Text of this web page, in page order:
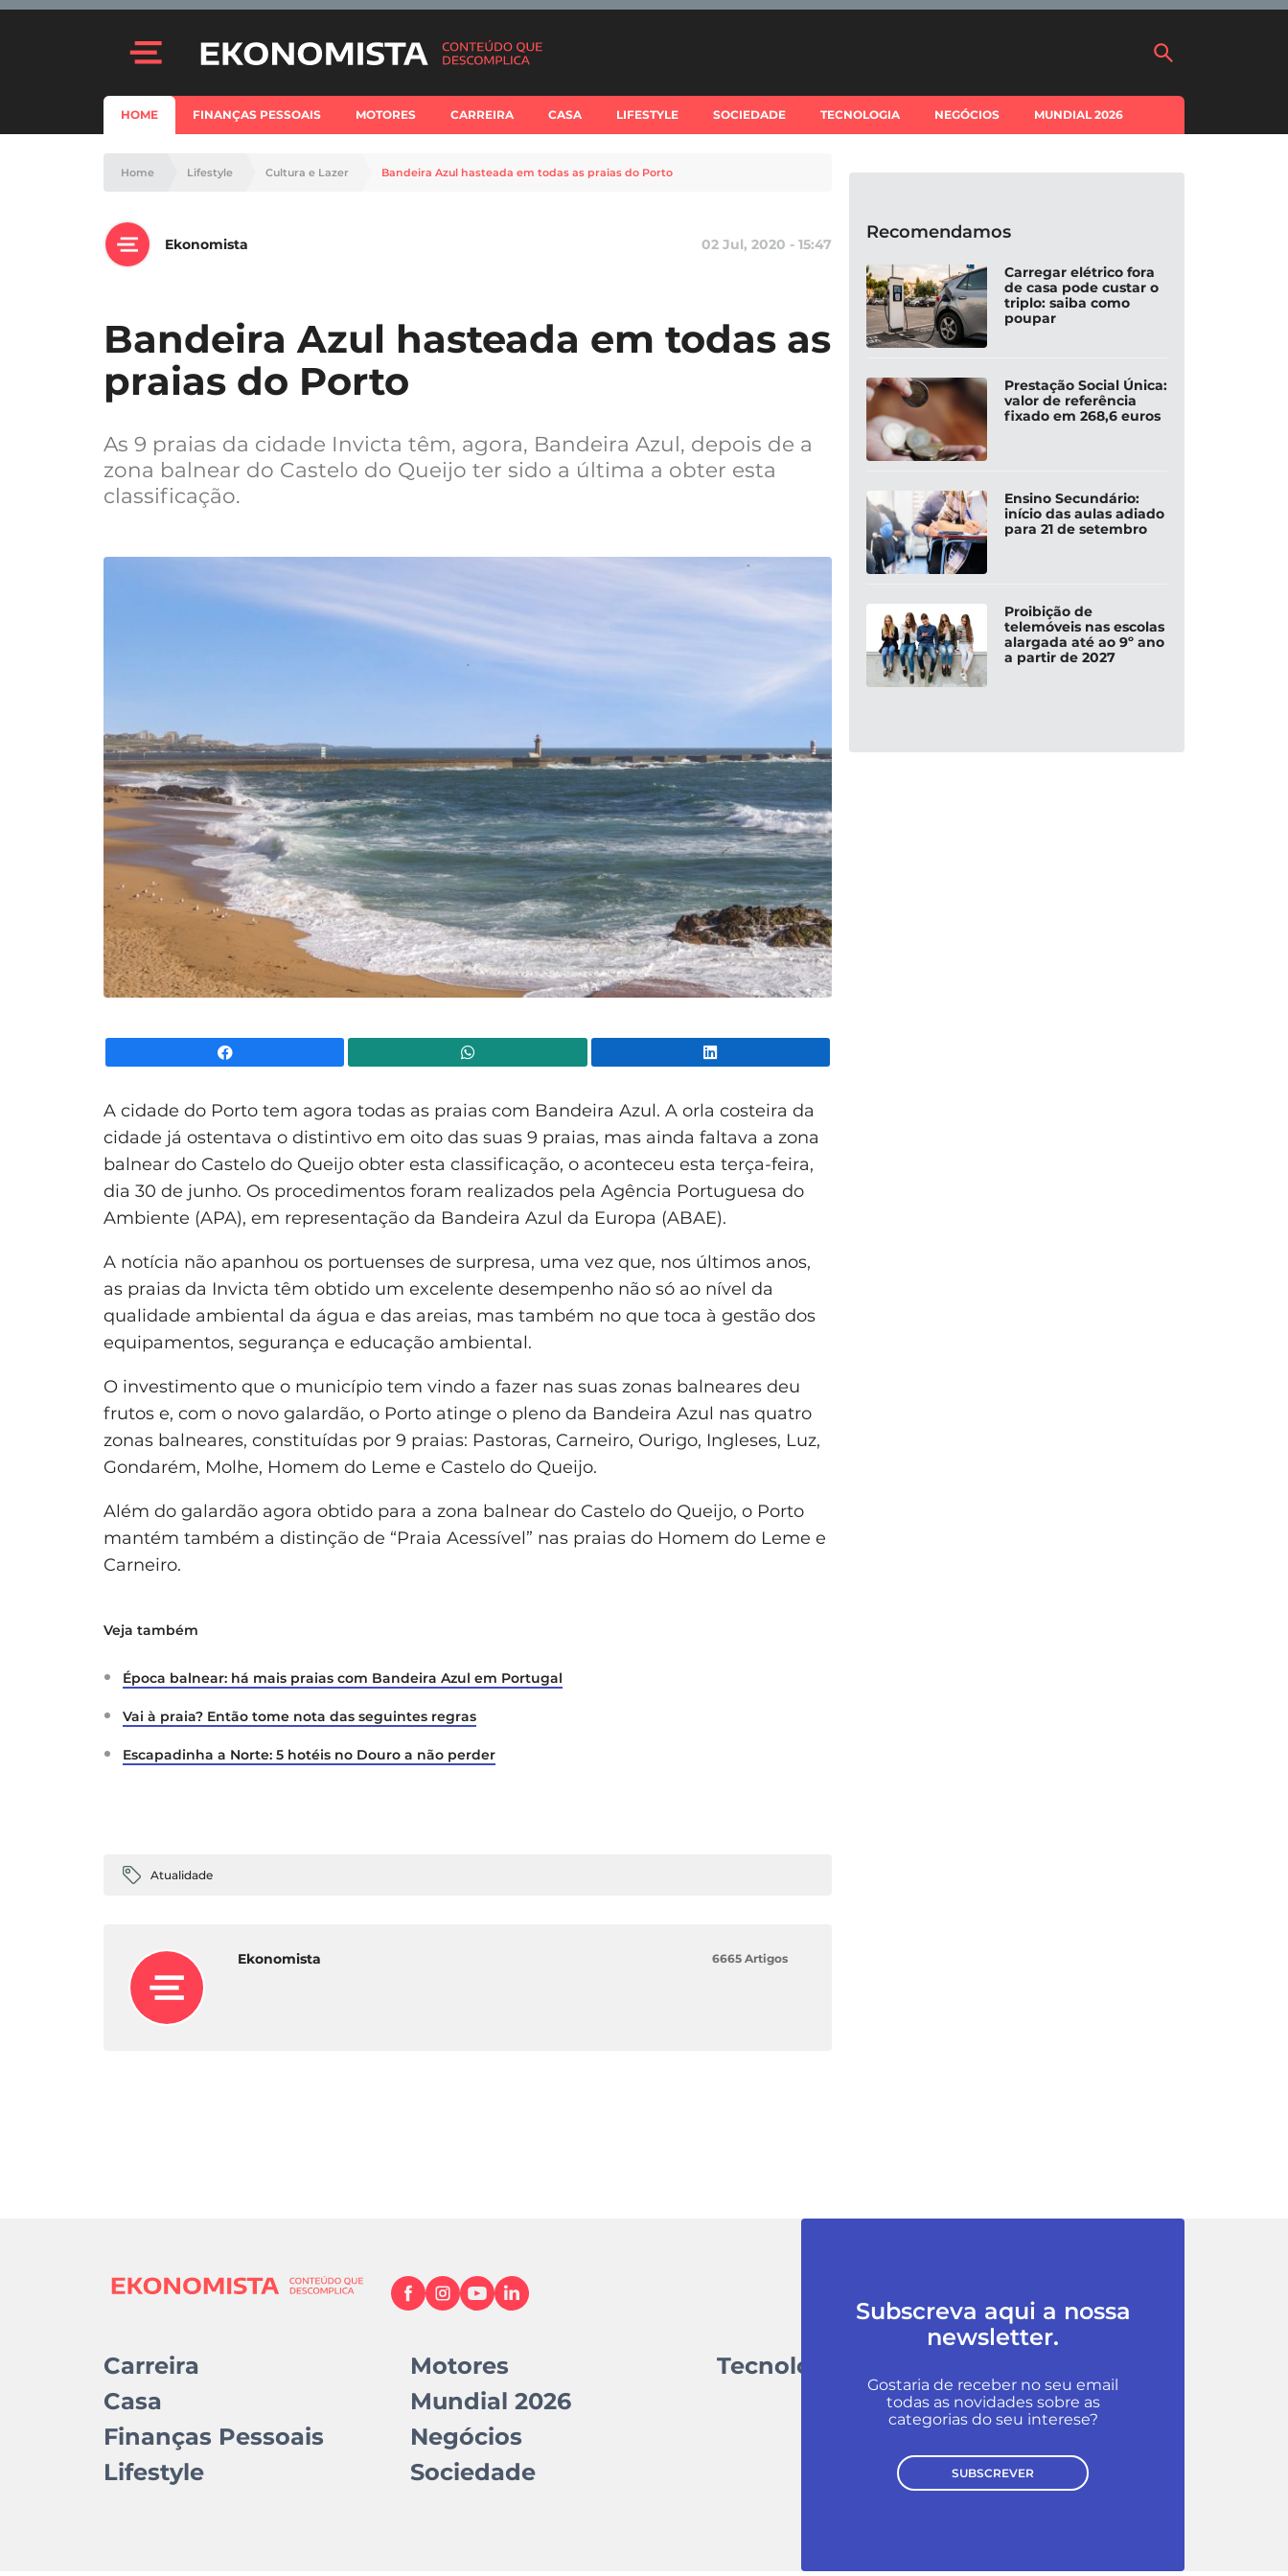
HOME FINANÇAS PESSOAIS MOTORES CARREIRA CASA LIFESTYLE SOCIEDADE TECNOLOGIA NEGÓCIOS MUNDIAL 2026
Home Lifestyle Cultura e Lazer Bandeira Azul hasteada em todas as praias do Porto
Ekonomista 02 Jul, 2020 - 15:47
Bandeira Azul hasteada em todas as
praias do Porto
As 9 praias da cidade Invicta têm, agora, Bandeira Azul, depois de a
zona balnear do Castelo do Queijo ter sido a última a obter esta
classificação.
A cidade do Porto tem agora todas as praias com Bandeira Azul. A orla costeira da
cidade já ostentava o distintivo em oito das suas 9 praias, mas ainda faltava a zona
balnear do Castelo do Queijo obter esta classificação, o aconteceu esta terça-feira,
dia 30 de junho. Os procedimentos foram realizados pela Agência Portuguesa do
Ambiente (APA), em representação da Bandeira Azul da Europa (ABAE).
A notícia não apanhou os portuenses de surpresa, uma vez que, nos últimos anos,
as praias da Invicta têm obtido um excelente desempenho não só ao nível da
qualidade ambiental da água e das areias, mas também no que toca à gestão dos
equipamentos, segurança e educação ambiental.
O investimento que o município tem vindo a fazer nas suas zonas balneares deu
frutos e, com o novo galardão, o Porto atinge o pleno da Bandeira Azul nas quatro
zonas balneares, constituídas por 9 praias: Pastoras, Carneiro, Ourigo, Ingleses, Luz,
Gondarém, Molhe, Homem do Leme e Castelo do Queijo.
Além do galardão agora obtido para a zona balnear do Castelo do Queijo, o Porto
mantém também a distinção de “Praia Acessível” nas praias do Homem do Leme e
Carneiro.
Veja também
Época balnear: há mais praias com Bandeira Azul em Portugal
Vai à praia? Então tome nota das seguintes regras
Escapadinha a Norte: 5 hotéis no Douro a não perder
Atualidade
Ekonomista 6665 Artigos
Recomendamos
Carregar elétrico fora
de casa pode custar o
triplo: saiba como
poupar
Prestação Social Única:
valor de referência
fixado em 268,6 euros
Ensino Secundário:
início das aulas adiado
para 21 de setembro
Proibição de
telemóveis nas escolas
alargada até ao 9º ano
a partir de 2027
Carreira
Casa
Finanças Pessoais
Lifestyle
Motores
Mundial 2026
Negócios
Sociedade
Tecnologia
Subscreva aqui a nossa
newsletter.
Gostaria de receber no seu email
todas as novidades sobre as
categorias do seu interese?
SUBSCREVER